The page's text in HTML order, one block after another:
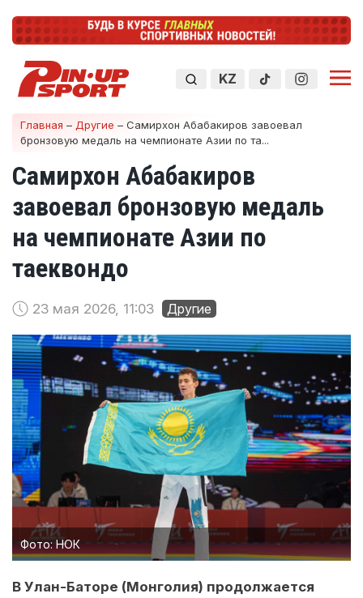
KZ
Главная – Другие – Самирхон Абабакиров завоевал
бронзовую медаль на чемпионате Азии по та...
Самирхон Абабакиров
завоевал бронзовую медаль
на чемпионате Азии по
таеквондо
23 мая 2026, 11:03 Другие
Фото: НОК
В Улан-Баторе (Монголия) продолжается